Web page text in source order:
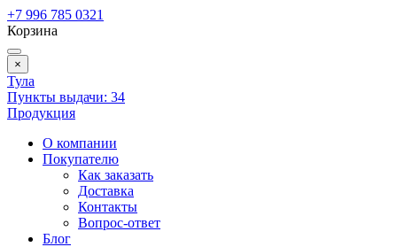
+7 996 785 0321
Корзина
×
Тула
Пункты выдачи: 34
Продукция
О компании
Покупателю
Как заказать
Доставка
Контакты
Вопрос-ответ
Блог